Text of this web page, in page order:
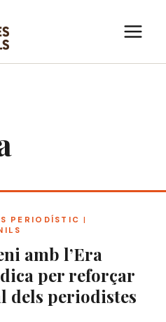
PERIODÍSTIC |
amb l’Era
per reforçar
dels periodistes